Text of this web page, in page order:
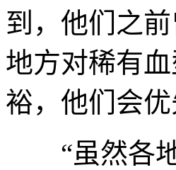
到，他们之
地方对稀有
裕，他们会
“虽然各地